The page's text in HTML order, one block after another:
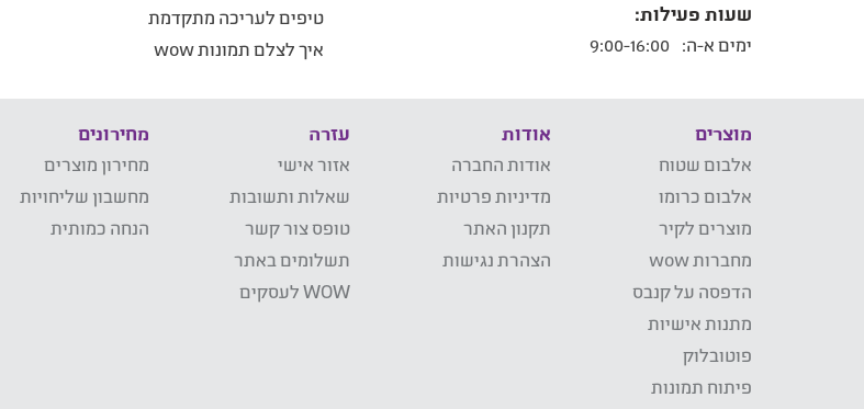
שעות פעילות:
ימים א-ה:
טיפים לעריכה מתקדמת
איך לצלם תמונות wow
מוצרים
אלבום שטוח
אלבום כרומו
מוצרים לקיר
מחברות wow
הדפסה על קנבס
מתנות אישיות
פוטובלוק
פיתוח תמונות
אודות
אודות החברה
מדיניות פרטיות
תקנון האתר
הצהרת נגישות
עזרה
אזור אישי
שאלות ותשובות
טופס צור קשר
תשלומים באתר
WOW לעסקים
מחירונים
מחירון מוצרים
מחשבון שליחויות
הנחה כמותית